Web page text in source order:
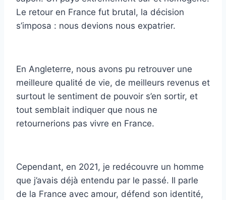
Le retour en France fut brutal, la décision
s’imposa : nous devions nous expatrier.
En Angleterre, nous avons pu retrouver une
meilleure qualité de vie, de meilleurs revenus et
surtout le sentiment de pouvoir s’en sortir, et
tout semblait indiquer que nous ne
retournerions pas vivre en France.
Cependant, en 2021, je redécouvre un homme
que j’avais déjà entendu par le passé. Il parle
de la France avec amour, défend son identité,